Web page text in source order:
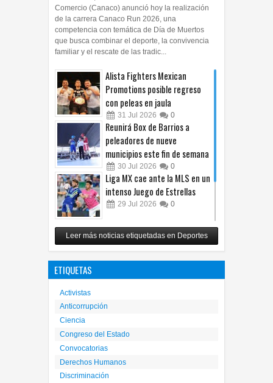
Comercio (Canaco) anunció hoy la realización
de la carrera Canaco Run 2026, una
competencia con temática de Día de Muertos
que busca combinar el deporte, la convivencia
familiar y el rescate de las tradic...
Alista Fighters Mexican
Promotions posible regreso
con peleas en jaula
31 Jul 2026 0
Reunirá Box de Barrios a
peleadores de nueve
municipios este fin de semana
30 Jul 2026 0
Liga MX cae ante la MLS en un
intenso Juego de Estrellas
29 Jul 2026 0
México vence 2-0 a Costa Rica
y avanza a cuartos del
Leer más noticias etiquetadas en Deportes
ETIQUETAS
Activistas
Anticorrupción
Ciencia
Congreso del Estado
Convocatorias
Derechos Humanos
Discriminación